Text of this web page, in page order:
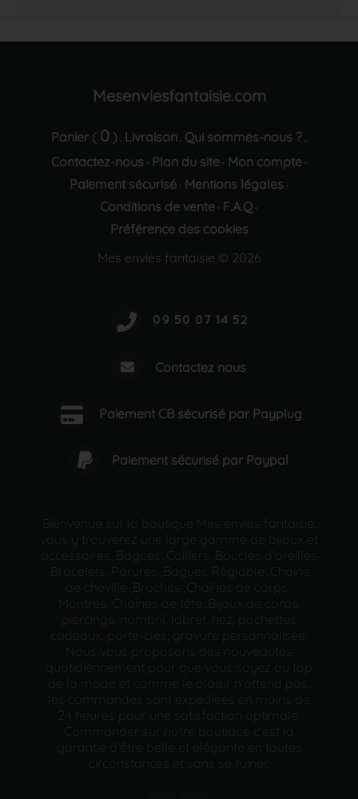
Mesenviesfantaisie.com
Panier ( 0 ) . Livraison . Qui sommes-nous ? .
Contactez-nous · Plan du site· Mon compte·
Paiement sécurisé· Mentions légales ·
Conditions de vente · F.A.Q ·
Préférence des cookies
Mes envies fantaisie © 2026
Contactez nous
Paiement CB sécurisé par Payplug
Paiement sécurisé par Paypal